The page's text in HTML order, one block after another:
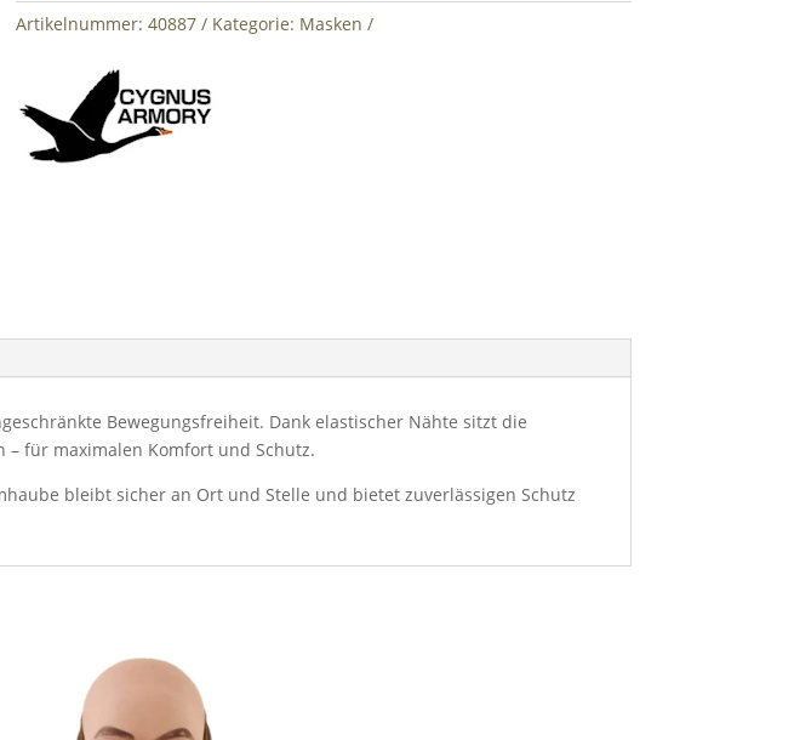
ARMORY
Artikelnummer: 40887 Kategorie: Masken
Bewegungsfreiheit. Dank elastischer Nähte sitzt die
für maximalen Komfort und Schutz.
bleibt sicher an Ort und Stelle und bietet zuverlässigen Schutz